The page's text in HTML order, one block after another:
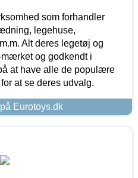
som forhandler
legehuse,
Alt deres legetøj og
og godkendt i
at have alle de populære
at se deres udvalg.
Eurotoys.dk